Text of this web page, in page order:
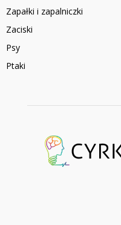
Zapałki i zapalniczki
Zaciski
Psy
Ptaki